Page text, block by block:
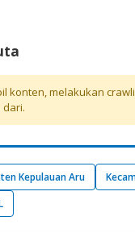
konten, melakukan
dari.
Kepulauan Aru